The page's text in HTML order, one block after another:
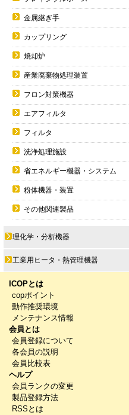
金属継ぎ手
カップリング
焼却炉
産業廃棄物処理装置
フロン対策機器
エアフィルタ
フィルタ
洗浄処理施設
省エネルギー機器・システム
粉体機器・装置
その他関連製品
理化学・分析機器
工業用ヒータ・熱管理機器
ICOPとは
copポイント
動作推奨環境
メンテナンス情報
会員とは
会員登録について
各会員の説明
会員比較表
ヘルプ
会員ランクの変更
製品登録方法
RSSとは